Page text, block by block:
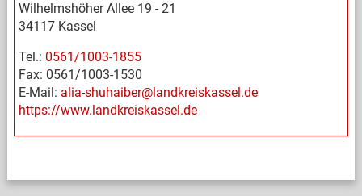
Wilhelmshöher Allee 19 - 21
34117 Kassel
Tel.: 0561/1003-1855
Fax: 0561/1003-1530
E-Mail: alia-shuhaiber@landkreiskassel.de
https://www.landkreiskassel.de